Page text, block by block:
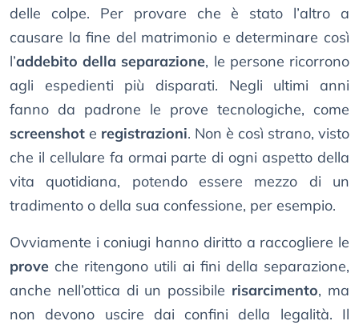
delle colpe. Per provare che è stato l’altro a
causare la fine del matrimonio e determinare così
l’addebito della separazione, le persone ricorrono
agli espedienti più disparati. Negli ultimi anni
fanno da padrone le prove tecnologiche, come
screenshot e registrazioni. Non è così strano, visto
che il cellulare fa ormai parte di ogni aspetto della
vita quotidiana, potendo essere mezzo di un
tradimento o della sua confessione, per esempio.
Ovviamente i coniugi hanno diritto a raccogliere le
prove che ritengono utili ai fini della separazione,
anche nell’ottica di un possibile risarcimento, ma
non devono uscire dai confini della legalità. Il